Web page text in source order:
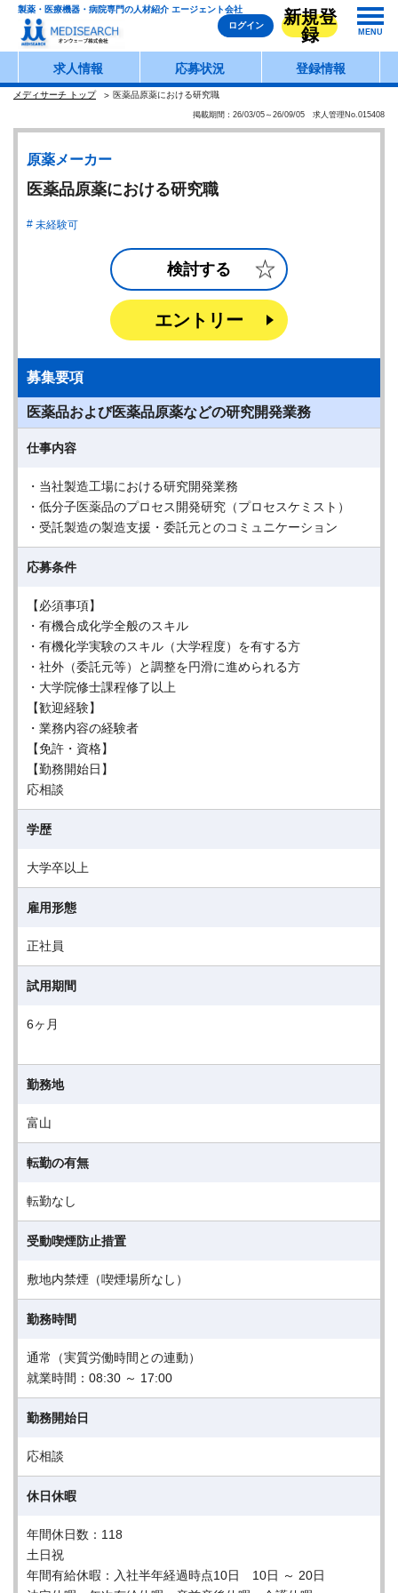
製薬・医療機器・病院専門の人材紹介 エージェント会社
ログイン
新規登
録
MENU
求人情報 応募状況 登録情報
メディサーチ トップ 医薬品原薬における研究職
掲載期間：26/03/05～26/09/05 求人管理No.015408
原薬メーカー
医薬品原薬における研究職
未経験可
検討する
エントリー
募集要項
医薬品および医薬品原薬などの研究開発業務
仕事内容
・当社製造工場における研究開発業務
・低分子医薬品のプロセス開発研究（プロセスケミスト）
・受託製造の製造支援・委託元とのコミュニケーション
応募条件
【必須事項】
・有機合成化学全般のスキル
・有機化学実験のスキル（大学程度）を有する方
・社外（委託元等）と調整を円滑に進められる方
・大学院修士課程修了以上
【歓迎経験】
・業務内容の経験者
【免許・資格】
【勤務開始日】
応相談
学歴
大学卒以上
雇用形態
正社員
試用期間
6ヶ月
勤務地
富山
転勤の有無
転勤なし
受動喫煙防止措置
敷地内禁煙（喫煙場所なし）
勤務時間
通常（実質労働時間との連動）
就業時間：08:30 ～ 17:00
勤務開始日
応相談
休日休暇
年間休日数：118
土日祝
年間有給休暇：入社半年経過時点10日 10日 ～ 20日